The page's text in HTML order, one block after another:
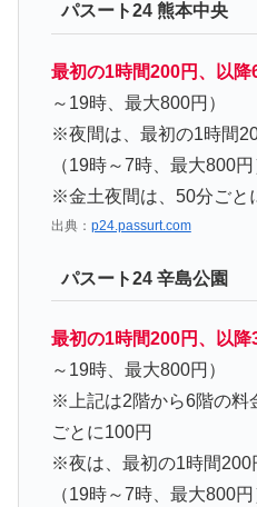
パスート24 熊本中央
最初の1時間200円、以降
～19時、最大800円）
※夜間は、最初の1時間
（19時～7時、最大800円
※金土夜間は、50分ごと
出典： p24.passurt.com
パスート24 辛島公園
最初の1時間200円、以降
～19時、最大800円）
※上記は2階から6階の料
ごとに100円
※夜は、最初の1時間200
（19時～7時、最大800円